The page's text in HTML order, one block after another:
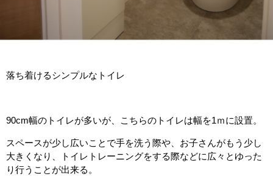
落ち着けるシンプルなトイレ
90cm幅のトイレが多いが、こちらのトイレは幅を1ｍに設置。
スペースが少し広いことで手を洗う際や、お子さんがもう少し
大きくなり、トイレトレーニングをする際などに広々とゆった
り行うことが出来る。